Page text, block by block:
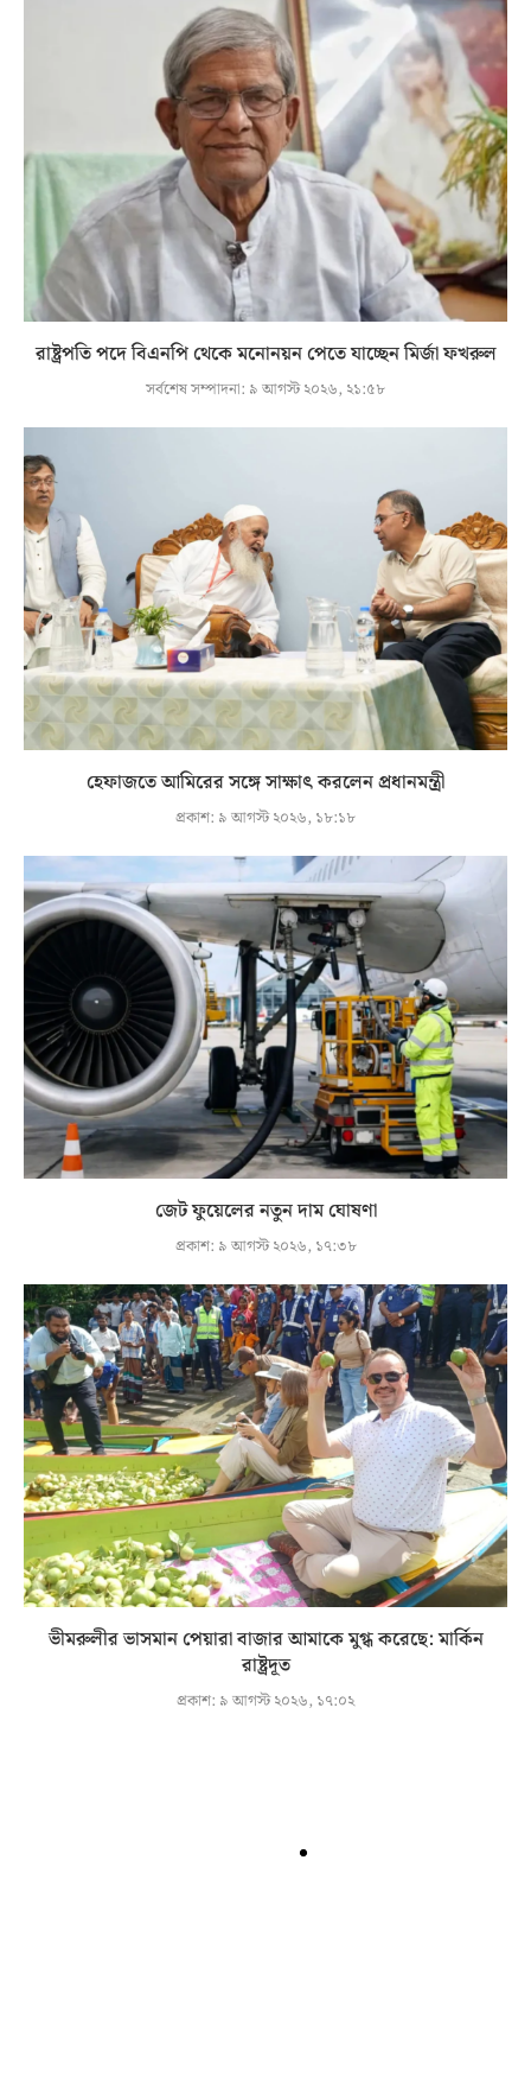
রাষ্ট্রপতি পদে বিএনপি থেকে মনোনয়ন পেতে যাচ্ছেন মির্জা ফখরুল
সর্বশেষ সম্পাদনা: ৯ আগস্ট ২০২৬, ২১:৫৮
হেফাজতে আমিরের সঙ্গে সাক্ষাৎ করলেন প্রধানমন্ত্রী
প্রকাশ: ৯ আগস্ট ২০২৬, ১৮:১৮
জেট ফুয়েলের নতুন দাম ঘোষণা
প্রকাশ: ৯ আগস্ট ২০২৬, ১৭:৩৮
ভীমরুলীর ভাসমান পেয়ারা বাজার আমাকে মুগ্ধ করেছে: মার্কিন
রাষ্ট্রদূত
প্রকাশ: ৯ আগস্ট ২০২৬, ১৭:০২